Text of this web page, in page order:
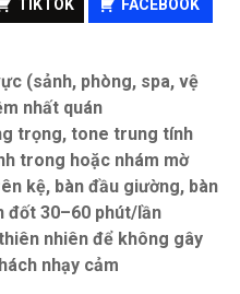
TIKTOK FACEBOOK
(sảnh, phòng, spa, vệ
nhất quán
trọng, tone trung tính
trong hoặc nhám mờ
kệ, bàn đầu giường, bàn
đốt 30–60 phút/lần
nhiên để không gây
nhạy cảm